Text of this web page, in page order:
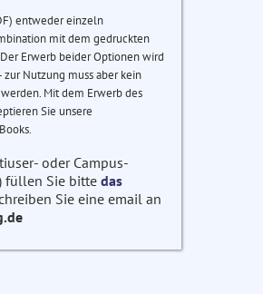
entweder einzeln
mit dem gedruckten
Erwerb beider Optionen wird
zur Nutzung muss aber kein
Mit dem Erwerb des
Sie unsere
oder Campus-
füllen Sie bittedas
Sie eine email an